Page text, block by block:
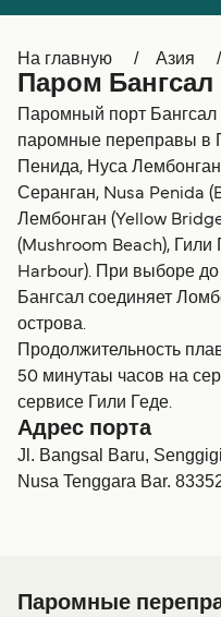
Ελλάδα
Polska
Schweiz (DE)
Україна
المغرب
На главную Азия
Паром Бангсал
Паромный порт
паромные переправы в
Пенида, Нуса
Серанган, Nusa Penida
Лембонган (Yellow
(Mushroom Beach), Гили
Harbour). При выборе
Бангсал соединяет
острова.
Продолжительность
50 минутаы часов на
сервисе Гили Геде.
Адрес порта
Jl. Bangsal Baru,
Nusa Tenggara Bar.
Паромные